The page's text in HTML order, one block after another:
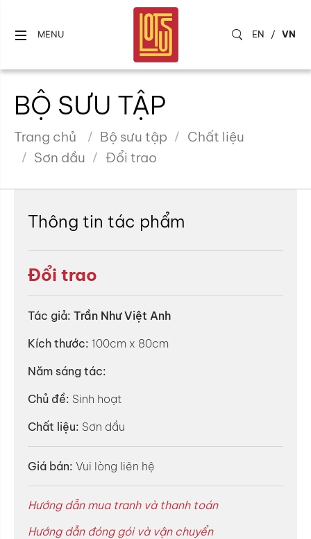
MENU EN / VN
BỘ SƯU TẬP
Trang chủ Bộ sưu tập
Chất liệu
Sơn dầu
Đổi trao
Thông tin tác phẩm
Đổi trao
Tác giả: Trần Như Việt Anh
Kích thước: 100cm x 80cm
Năm sáng tác:
Chủ đề: Sinh hoạt
Chất liệu: Sơn dầu
Giá bán: Vui lòng liên hệ
Hướng dẫn mua tranh và thanh toán
Hướng dẫn đóng gói và vận chuyển